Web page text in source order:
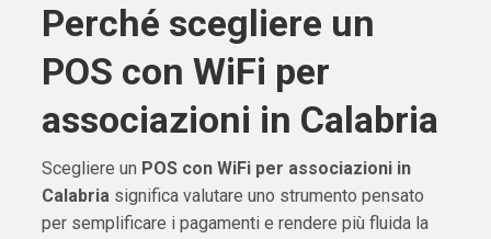
Perché scegliere un
POS con WiFi per
associazioni in Calabria
Scegliere un POS con WiFi per associazioni in
Calabriasignifica valutare uno strumento pensato
per semplificare i pagamenti e rendere più fluida la